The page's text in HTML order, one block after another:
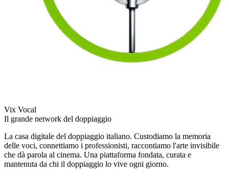
Vix Vocal
Il grande network del doppiaggio
La casa digitale del doppiaggio italiano. Custodiamo la memoria
delle voci, connettiamo i professionisti, raccontiamo l'arte invisibile
che dà parola al cinema. Una piattaforma fondata, curata e
mantenuta da chi il doppiaggio lo vive ogni giorno.